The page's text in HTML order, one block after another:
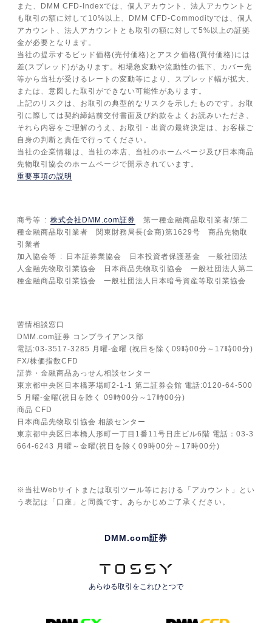
また、DMM CFD-Indexでは、個人アカウント、法人アカウントと
も取引の額に対して10%以上、DMM CFD-Commodityでは、個人
アカウント、法人アカウントとも取引の額に対して5%以上の証拠
金が必要となります。
当社の提示するビッド価格(売付価格)とアスク価格(買付価格)には
差(スプレッド)があります。相場急変動や流動性の低下、カバー先
等から当社が受けるレートの変動等により、スプレッド幅が拡大、
または、意図した取引ができない可能性があります。
上記のリスクは、お取引の典型的なリスクを示したものです。お取
引に際しては契約締結前交付書面及び約款をよくお読みいただき、
それら内容をご理解のうえ、お取引・出資の最終決定は、お客様ご
自身の判断と責任で行ってください。
当社の企業情報は、当社の本店、当社のホームページ及び日本商品
先物取引協会のホームページで開示されています。
重要事項の説明
商号等 株式会社DMM.com証券 第一種金融商品取引業者/第二
種金融商品取引業者 関東財務局長(金商)第1629号 商品先物取
引業者
加入協会等
日本証券業協会 日本投資者保護基金 一般社団法
人金融先物取引業協会 日本商品先物取引協会 一般社団法人第二
種金融商品取引業協会 一般社団法人日本暗号資産等取引業協会
苦情相談窓口
DMM.com証券 コンプライアンス部
電話:03-3517-3285 月曜-金曜 (祝日を除く09時00分～17時00分)
FX/株価指数CFD
証券・金融商品あっせん相談センター
東京都中央区日本橋茅場町2-1-1 第二証券会館 電話:0120-64-500
5 月曜-金曜(祝日を除く 09時00分～17時00分)
商品 CFD
日本商品先物取引協会 相談センター
東京都中央区日本橋人形町一丁目1番11号日庄ビル6階 電話：03-3
664-6243 月曜～金曜(祝日を除く09時00分～17時00分)
※当社Webサイトまたは取引ツール等における「アカウント」とい
う表記は「口座」と同義です。あらかじめご了承ください。
DMM.com証券
あらゆる取引をこれひとつで